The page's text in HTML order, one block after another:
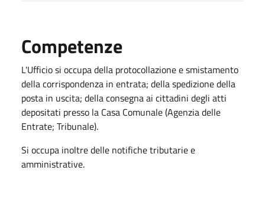
Competenze
L'Ufficio si occupa della protocollazione e smistamento
della corrispondenza in entrata; della spedizione della
posta in uscita; della consegna ai cittadini degli atti
depositati presso la Casa Comunale (Agenzia delle
Entrate; Tribunale).
Si occupa inoltre delle notifiche tributarie e
amministrative.